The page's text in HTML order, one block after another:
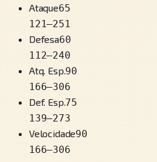
Ataque65
121–251
Defesa60
112–240
Atq. Esp.90
166–306
Def. Esp.75
139–273
Velocidade90
166–306